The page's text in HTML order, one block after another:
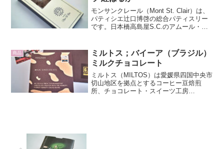
モンサンクレール（Mont St. Clair）は、
パティシエ辻口博啓の総合パティスリー
です。日本橋高島屋S.C.のアムール・デ
す。窓付き封筒型の紙箱ながら輸送に
も...
商品
ミルトス；バイーア（ブラジル）
ミルクチョコレート
ミルトス（MILTOS）は愛媛県四国中央市
切山地区を拠点とするコーヒー豆焙煎
所、チョコレート・スイーツ工房